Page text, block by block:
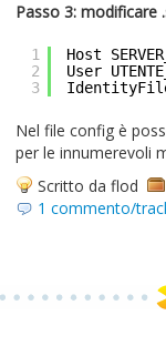
Passo 3: modificare
1
2
3
Host
User
Nel file config è
per le innumerevoli
Scritto da flod
1 commento/